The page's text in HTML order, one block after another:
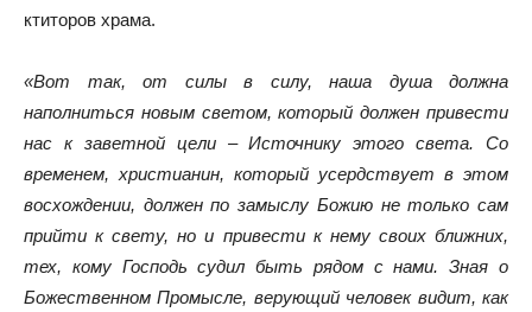
ктиторов храма.
«Вот так, от силы в силу, наша душа должна
наполниться новым светом, который должен привести
нас к заветной цели – Источнику этого света. Со
временем, христианин, который усердствует в этом
восхождении, должен по замыслу Божию не только сам
прийти к свету, но и привести к нему своих ближних,
тех, кому Господь судил быть рядом с нами. Зная о
Божественном Промысле, верующий человек видит, как